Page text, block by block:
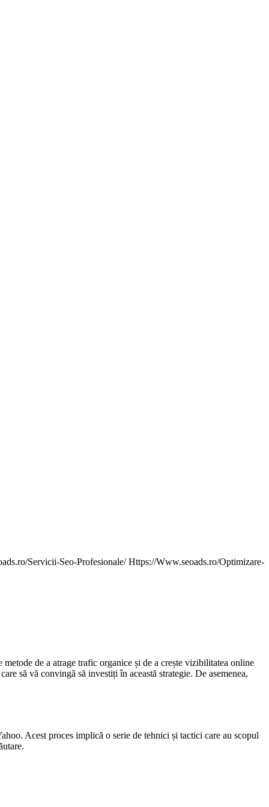
de a atrage trafic organice și de a crește vizibilitatea online
să vă convingă să investiți în această strategie. De asemenea,
Acest proces implică o serie de tehnici și tactici care au scopul